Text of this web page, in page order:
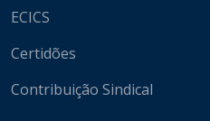
ECICS
Certidões
Contribuição Sindical